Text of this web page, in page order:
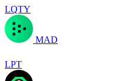
LQTY
MAD
LPT